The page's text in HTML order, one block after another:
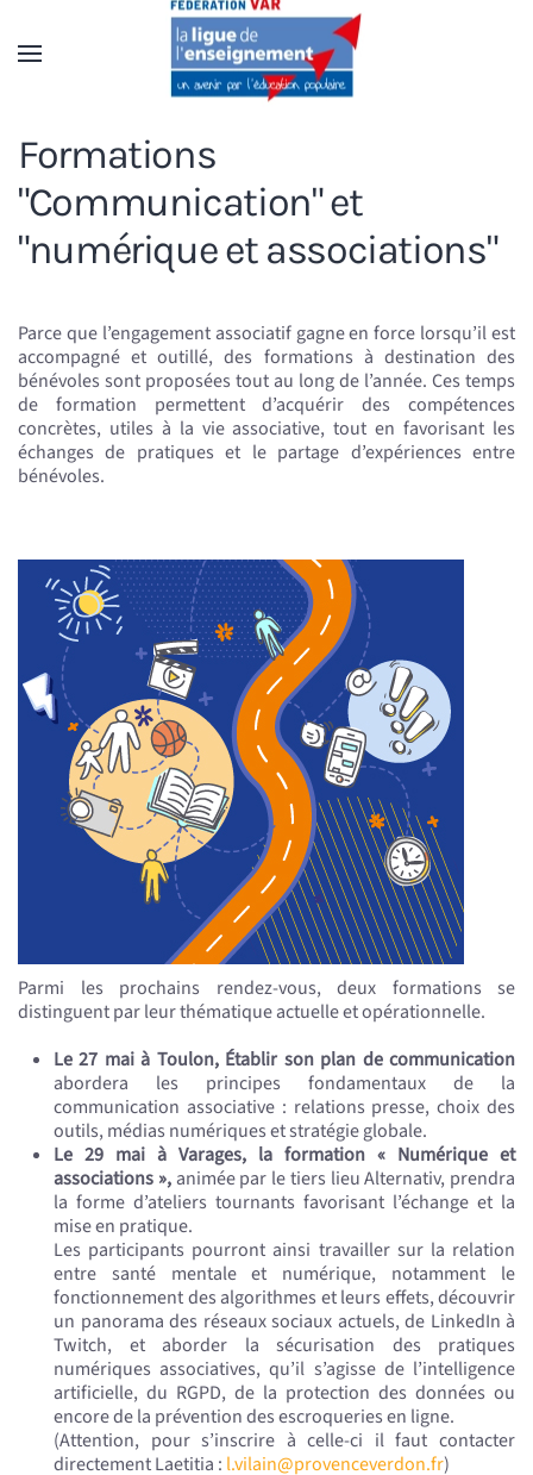
Accéder au contenu principal
Formations
"Communication" et
"numérique et associations"
Parce que l’engagement associatif gagne en force lorsqu’il est
accompagné et outillé, des formations à destination des
bénévoles sont proposées tout au long de l’année. Ces temps
de formation permettent d’acquérir des compétences
concrètes, utiles à la vie associative, tout en favorisant les
échanges de pratiques et le partage d’expériences entre
bénévoles.
Parmi les prochains rendez-vous, deux formations se
distinguent par leur thématique actuelle et opérationnelle.
Le 27 mai à Toulon, Établir son plan de communication
abordera les principes fondamentaux de la
communication associative : relations presse, choix des
outils, médias numériques et stratégie globale.
Le 29 mai à Varages, la formation « Numérique et
associations »,animée par le tiers lieu Alternativ, prendra
la forme d’ateliers tournants favorisant l’échange et la
mise en pratique.
Les participants pourront ainsi travailler sur la relation
entre santé mentale et numérique, notamment le
fonctionnement des algorithmes et leurs effets, découvrir
un panorama des réseaux sociaux actuels, de LinkedIn à
Twitch, et aborder la sécurisation des pratiques
numériques associatives, qu’il s’agisse de l’intelligence
artificielle, du RGPD, de la protection des données ou
encore de la prévention des escroqueries en ligne.
(Attention, pour s’inscrire à celle-ci il faut contacter
directement Laetitia : l.vilain@provenceverdon.fr)